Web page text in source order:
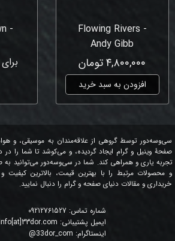
Flowing Rivers -
Andy Gibb
۴,۸۰۰,۰۰۰ تومان
افزودن به سبد خرید
-
شماره تماس:
ایمیل پشتیبانی:
اینستاگرام: 33dor_com
@
سی‌وسه‌دور توسط گروهی از علاقه‌مندان به موسیقی، و
صفحۀ وینیل و گرام ایجاد گردیده، و می‌کوشد تا شما را
تجربه یاری و همراهی کند. شما در سی‌وسه‌دور می‌توانید
و محصولات مرتبط را با بهترین قیمت، بالاترین
خریداری و مقالات دنیای صفحه و گرام را دنبال نمایید.